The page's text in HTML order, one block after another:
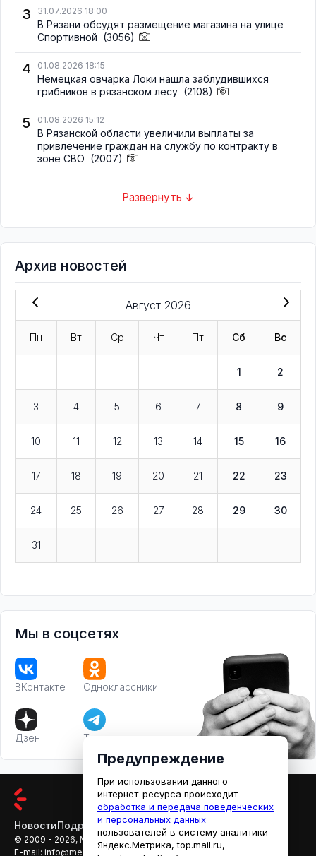
3 31.07.2026 18:00
В Рязани обсудят размещение магазина на улице
Спортивной (3056)
4 01.08.2026 18:15
Немецкая овчарка Локи нашла заблудившихся
грибников в рязанском лесу (2108)
5 01.08.2026 15:12
В Рязанской области увеличили выплаты за
привлечение граждан на службу по контракту в
зоне СВО (2007)
Развернуть ↓
Архив новостей
Август 2026
Пн Вт Ср Чт Пт Сб Вс
1 2
3 4 5 6 7 8 9
10 11 12 13 14 15 16
17 18 19 20 21 22 23
24 25 26 27 28 29 30
31
Мы в соцсетях
ВКонтакте Одноклассники
Дзен Телеграм
НовостиПодробностиАфишаКино
© 2009 - 2026, МЕДИАРЯЗАНЬ
E-mail: info@mediaryazan.ru reklama@mediaryazan.ru
Предупреждение
При использовании данного
интернет-ресурса происходит
обработка и передача поведенческих
и персональных данных
пользователей в систему аналитики
Яндекс.Метрика, top.mail.ru,